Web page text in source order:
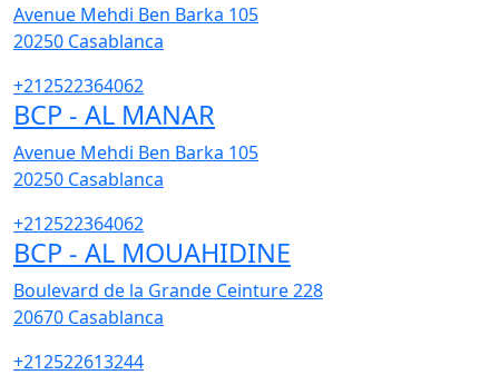
Avenue Mehdi Ben Barka 105
20250 Casablanca
+212522364062
BCP - AL MANAR
Avenue Mehdi Ben Barka 105
20250 Casablanca
+212522364062
BCP - AL MOUAHIDINE
Boulevard de la Grande Ceinture 228
20670 Casablanca
+212522613244